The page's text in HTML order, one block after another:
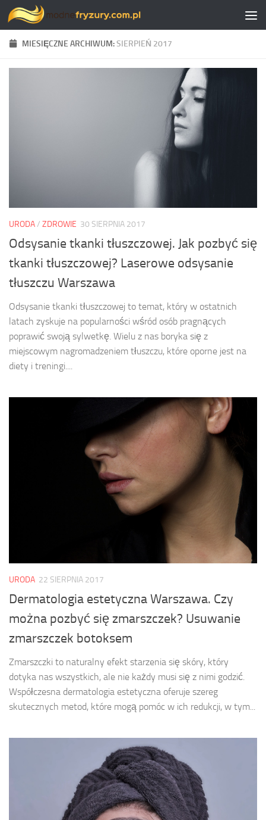
Skip to content
MIESIĘCZNE ARCHIWUM:SIERPIEŃ 2017
URODA/ ZDROWIE 30 SIERPNIA 2017
Odsysanie tkanki tłuszczowej. Jak pozbyć się
tkanki tłuszczowej? Laserowe odsysanie
tłuszczu Warszawa
Odsysanie tkanki tłuszczowej to temat, który w ostatnich
latach zyskuje na popularności wśród osób pragnących
poprawić swoją sylwetkę. Wielu z nas boryka się z
miejscowym nagromadzeniem tłuszczu, które oporne jest na
diety i treningi....
URODA 22 SIERPNIA 2017
Dermatologia estetyczna Warszawa. Czy
można pozbyć się zmarszczek? Usuwanie
zmarszczek botoksem
Zmarszczki to naturalny efekt starzenia się skóry, który
dotyka nas wszystkich, ale nie każdy musi się z nimi godzić.
Współczesna dermatologia estetyczna oferuje szereg
skutecznych metod, które mogą pomóc w ich redukcji, w tym...